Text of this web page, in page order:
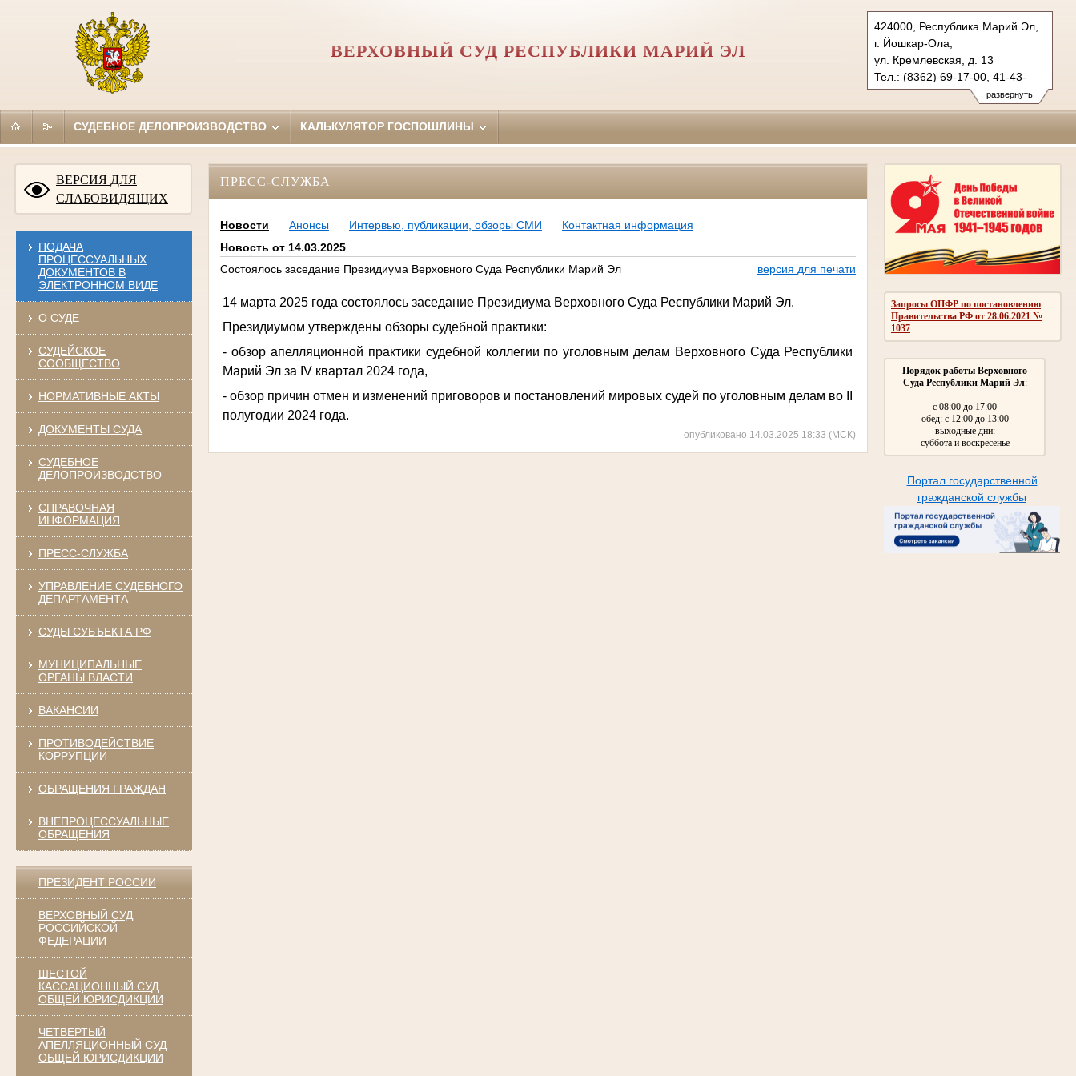
развернуть
424000, Республика Марий Эл,
г. Йошкар-Ола,
ул. Кремлевская, д. 13
Тел.: (8362) 69-17-00, 41-43-
89 (ф.)
vs.mari@sudrf.ru
ВЕРХОВНЫЙ СУД РЕСПУБЛИКИ МАРИЙ ЭЛ
СУДЕБНОЕ ДЕЛОПРОИЗВОДСТВО КАЛЬКУЛЯТОР ГОСПОШЛИНЫ
ВЕРСИЯ ДЛЯ
СЛАБОВИДЯЩИХ
ПОДАЧА
ПРОЦЕССУАЛЬНЫХ
ДОКУМЕНТОВ В
ЭЛЕКТРОННОМ ВИДЕ
О СУДЕ
СУДЕЙСКОЕ
СООБЩЕСТВО
НОРМАТИВНЫЕ АКТЫ
ДОКУМЕНТЫ СУДА
СУДЕБНОЕ
ДЕЛОПРОИЗВОДСТВО
СПРАВОЧНАЯ
ИНФОРМАЦИЯ
ПРЕСС-СЛУЖБА
УПРАВЛЕНИЕ СУДЕБНОГО
ДЕПАРТАМЕНТА
СУДЫ СУБЪЕКТА РФ
МУНИЦИПАЛЬНЫЕ
ОРГАНЫ ВЛАСТИ
ВАКАНСИИ
ПРОТИВОДЕЙСТВИЕ
КОРРУПЦИИ
ОБРАЩЕНИЯ ГРАЖДАН
ВНЕПРОЦЕССУАЛЬНЫЕ
ОБРАЩЕНИЯ
ПРЕЗИДЕНТ РОССИИ
ВЕРХОВНЫЙ СУД
РОССИЙСКОЙ
ФЕДЕРАЦИИ
ШЕСТОЙ
КАССАЦИОННЫЙ СУД
ОБЩЕЙ ЮРИСДИКЦИИ
ЧЕТВЕРТЫЙ
АПЕЛЛЯЦИОННЫЙ СУД
ОБЩЕЙ ЮРИСДИКЦИИ
Запросы ОПФР по постановлению
Правительства РФ от 28.06.2021 №
1037
Порядок работы Верховного
Суда Республики Марий Эл:
с 08:00 до 17:00
обед: с 12:00 до 13:00
выходные дни:
суббота и воскресенье
Портал государственной
гражданской службы
ПРЕСС-СЛУЖБА
Новости Анонсы Интервью, публикации, обзоры СМИ
Контактная информация
Новость от 14.03.2025
Состоялось заседание Президиума Верховного Суда Республики Марий Эл
версия для печати
14 марта 2025 года состоялось заседание Президиума Верховного Суда Республики Марий Эл.
Президиумом утверждены обзоры судебной практики:
- обзор апелляционной практики судебной коллегии по уголовным делам Верховного Суда Республики
Марий Эл за IV квартал 2024 года,
- обзор причин отмен и изменений приговоров и постановлений мировых судей по уголовным делам во
полугодии 2024 года.
опубликовано 14.03.2025 18:33 (МСК)